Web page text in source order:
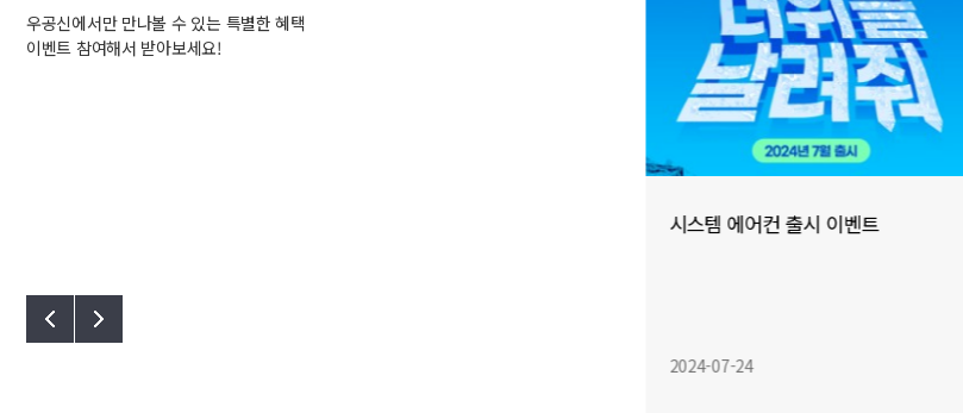
우공신에서만 만나볼 수 있는 특별한 혜택
이벤트 참여해서 받아보세요!
시스템 에어컨 출시 이벤트
2024-07-24